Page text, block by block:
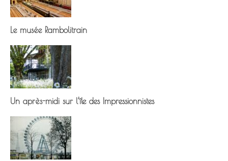
Le musée Rambolitrain
Un après-midi sur l’île des Impressionnistes